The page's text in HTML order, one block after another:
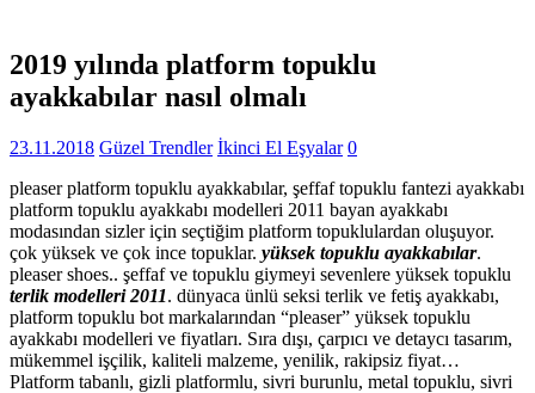
2019 yılında platform topuklu
ayakkabılar nasıl olmalı
23.11.2018 Güzel Trendler İkinci El Eşyalar 0
pleaser platform topuklu ayakkabılar, şeffaf topuklu fantezi ayakkabı
platform topuklu ayakkabı modelleri 2011 bayan ayakkabı
modasından sizler için seçtiğim platform topuklulardan oluşuyor.
çok yüksek ve çok ince topuklar. yüksek topuklu ayakkabılar.
pleaser shoes.. şeffaf ve topuklu giymeyi sevenlere yüksek topuklu
terlik modelleri 2011. dünyaca ünlü seksi terlik ve fetiş ayakkabı,
platform topuklu bot markalarından “pleaser” yüksek topuklu
ayakkabı modelleri ve fiyatları. Sıra dışı, çarpıcı ve detaycı tasarım,
mükemmel işçilik, kaliteli malzeme, yenilik, rakipsiz fiyat…
Platform tabanlı, gizli platformlu, sivri burunlu, metal topuklu, sivri